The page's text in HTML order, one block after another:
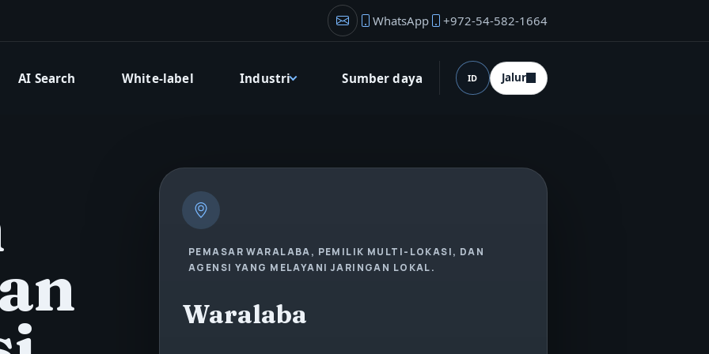
Email pendiri
WhatsApp +972-54-582-1664
AI Search White-label Industri Sumber daya Bahasa (desktop)
ID Jalur
PEMASAR WARALABA, PEMILIK MULTI-LOKASI, DAN
AGENSI YANG MELAYANI JARINGAN LOKAL.
Waralaba